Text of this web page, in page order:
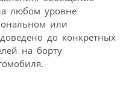
любом уровне
или
до конкретных
на борту